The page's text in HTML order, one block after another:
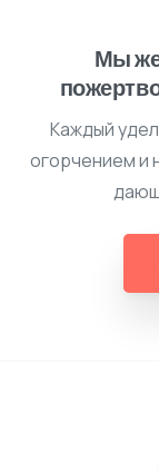
Мы
Каждый
огорчением и